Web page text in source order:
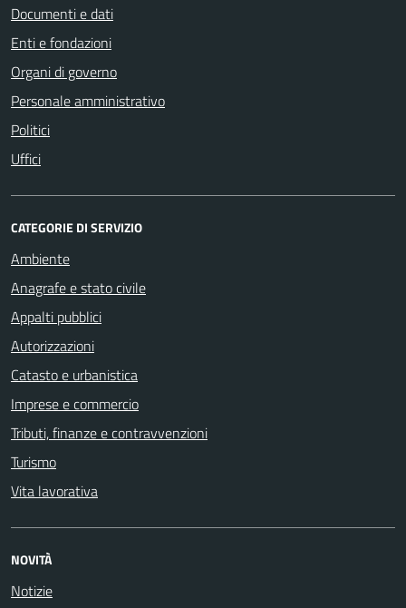
Documenti e dati
Enti e fondazioni
Organi di governo
Personale amministrativo
Politici
Uffici
CATEGORIE DI SERVIZIO
Ambiente
Anagrafe e stato civile
Appalti pubblici
Autorizzazioni
Catasto e urbanistica
Imprese e commercio
Tributi, finanze e contravvenzioni
Turismo
Vita lavorativa
NOVITÀ
Notizie